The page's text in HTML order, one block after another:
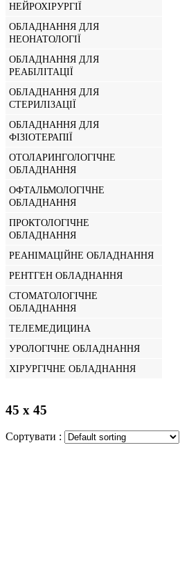
НЕЙРОХІРУРГІЇ
ОБЛАДНАННЯ ДЛЯ
НЕОНАТОЛОГІЇ
ОБЛАДНАННЯ ДЛЯ
РЕАБІЛІТАЦІЇ
ОБЛАДНАННЯ ДЛЯ
СТЕРИЛІЗАЦІЇ
ОБЛАДНАННЯ ДЛЯ
ФІЗІОТЕРАПІЇ
ОТОЛАРИНГОЛОГІЧНЕ
ОБЛАДНАННЯ
ОФТАЛЬМОЛОГІЧНЕ
ОБЛАДНАННЯ
ПРОКТОЛОГІЧНЕ
ОБЛАДНАННЯ
РЕАНІМАЦІЙНЕ ОБЛАДНАННЯ
РЕНТГЕН ОБЛАДНАННЯ
СТОМАТОЛОГІЧНЕ
ОБЛАДНАННЯ
ТЕЛЕМЕДИЦИНА
УРОЛОГІЧНЕ ОБЛАДНАННЯ
ХІРУРГІЧНЕ ОБЛАДНАННЯ
45 x 45
Сортувати :